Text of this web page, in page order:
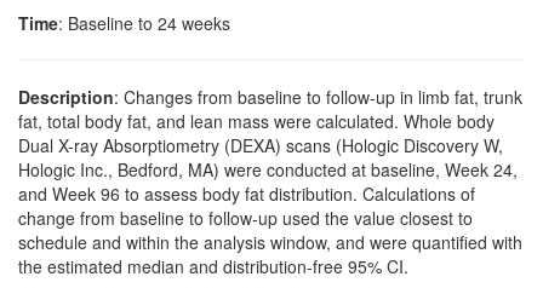
Time: Baseline to 24 weeks
Description: Changes from baseline to follow-up in limb fat, trunk
fat, total body fat, and lean mass were calculated. Whole body
Dual X-ray Absorptiometry (DEXA) scans (Hologic Discovery W,
Hologic Inc., Bedford, MA) were conducted at baseline, Week 24,
and Week 96 to assess body fat distribution. Calculations of
change from baseline to follow-up used the value closest to
schedule and within the analysis window, and were quantified with
the estimated median and distribution-free 95% CI.